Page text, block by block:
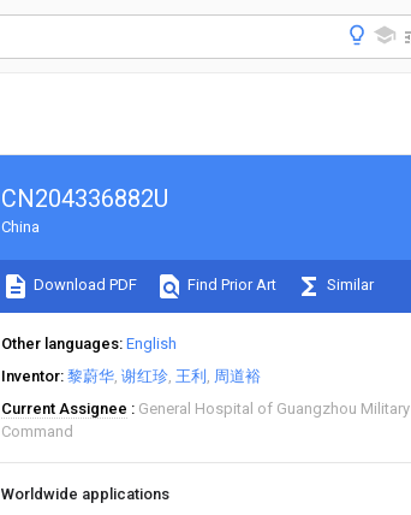
CN204336882U
China
Download PDF Find Prior Art Similar
Other languages English
Inventor 黎蔚华 谢红珍 王利
周道裕
Current Assignee
General Hospital of Guangzhou Military
Command
Worldwide applications